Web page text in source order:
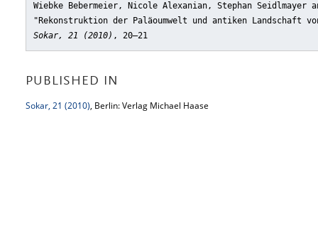
Wiebke Bebermeier, Nicole Alexanian, Stephan
"Rekonstruktion der Paläoumwelt und antiken Landschaft
Sokar, 21 (2010) , 20–21
PUBLISHED IN
Sokar, 21 (2010), Berlin: Verlag Michael Haase